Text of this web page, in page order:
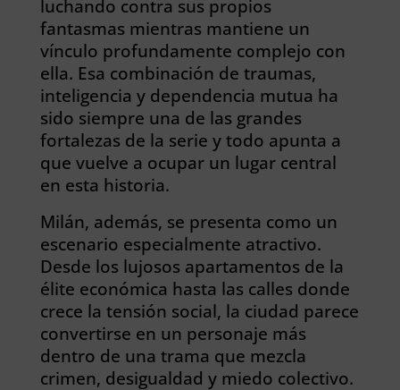
luchando contra sus propios
fantasmas mientras mantiene un
vínculo profundamente complejo con
ella. Esa combinación de traumas,
inteligencia y dependencia mutua ha
sido siempre una de las grandes
fortalezas de la serie y todo apunta a
que vuelve a ocupar un lugar central
en esta historia.
Milán, además, se presenta como un
escenario especialmente atractivo.
Desde los lujosos apartamentos de la
élite económica hasta las calles donde
crece la tensión social, la ciudad parece
convertirse en un personaje más
dentro de una trama que mezcla
crimen, desigualdad y miedo colectivo.